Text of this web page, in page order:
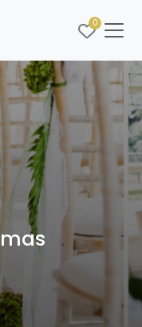
0